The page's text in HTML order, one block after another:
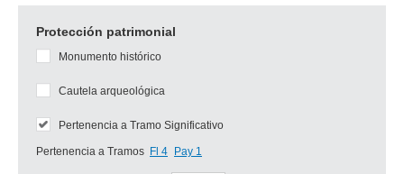
Protección patrimonial
Monumento histórico
Cautela arqueológica
Pertenencia a Tramo Significativo
Pertenencia a Tramos Fl 4 Pay 1